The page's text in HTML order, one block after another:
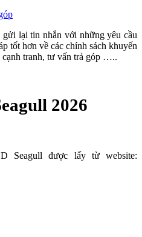
lại tin nhắn với những yêu cầu
tốt hơn về các chính sách khuyến
tranh, tư vấn trả góp …..
2026
Seagull được lấy từ website: